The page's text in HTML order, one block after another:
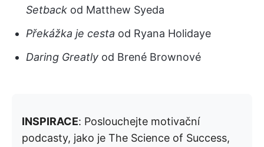
Setback od Matthew Syeda
Překážka je cesta od Ryana Holidaye
Daring Greatly od Brené Brownové
INSPIRACE: Poslouchejte motivační
podcasty, jako je The Science of Success,